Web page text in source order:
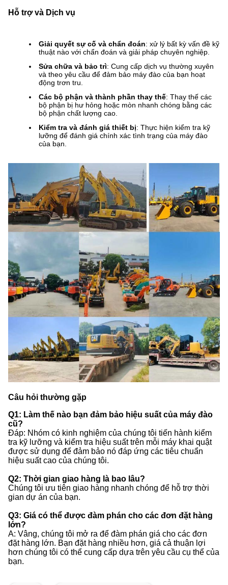
Hỗ trợ và Dịch vụ
Giải quyết sự cố và chẩn đoán: xử lý bất kỳ vấn đề kỹ
thuật nào với chẩn đoán và giải pháp chuyên nghiệp.
Sửa chữa và bảo trì: Cung cấp dịch vụ thường xuyên
và theo yêu cầu để đảm bảo máy đào của bạn hoạt
động trơn tru.
Các bộ phận và thành phần thay thế: Thay thế các
bộ phận bị hư hỏng hoặc mòn nhanh chóng bằng các
bộ phận chất lượng cao.
Kiểm tra và đánh giá thiết bị: Thực hiện kiểm tra kỹ
lưỡng để đánh giá chính xác tình trạng của máy đào
của bạn.
Câu hỏi thường gặp
Q1: Làm thế nào bạn đảm bảo hiệu suất của máy đào
cũ?
Đáp: Nhóm có kinh nghiệm của chúng tôi tiến hành kiểm
tra kỹ lưỡng và kiểm tra hiệu suất trên mỗi máy khai quật
được sử dụng để đảm bảo nó đáp ứng các tiêu chuẩn
hiệu suất cao của chúng tôi.
Q2: Thời gian giao hàng là bao lâu?
Chúng tôi ưu tiên giao hàng nhanh chóng để hỗ trợ thời
gian dự án của bạn.
Q3: Giá có thể được đàm phán cho các đơn đặt hàng
lớn?
A: Vâng, chúng tôi mở ra để đàm phán giá cho các đơn
đặt hàng lớn. Bạn đặt hàng nhiều hơn, giá cả thuận lợi
hơn chúng tôi có thể cung cấp dựa trên yêu cầu cụ thể của
bạn.